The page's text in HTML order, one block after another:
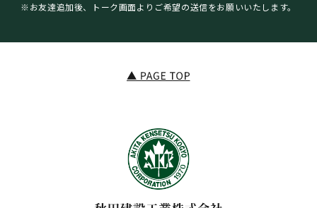
※お友達追加後、トーク画面よりご希望の送信をお願いいたします。